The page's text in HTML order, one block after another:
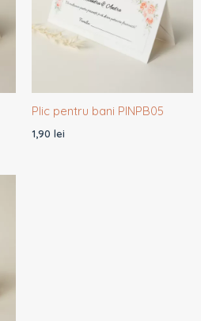
Plic pentru bani PINPB05
1,90 lei